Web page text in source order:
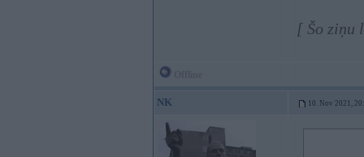
[ Šo ziņu
NK 10. Nov 2021,